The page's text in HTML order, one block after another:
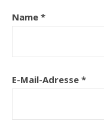
Name *
E-Mail-Adresse *